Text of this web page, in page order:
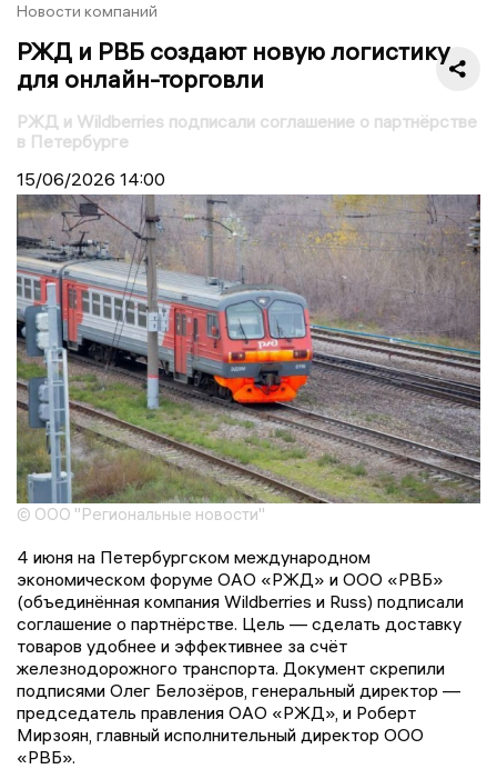
Новости компаний
РЖД и РВБ создают новую логистику
для онлайн-торговли
РЖД и Wildberries подписали соглашение о партнёрстве
в Петербурге
15/06/2026 14:00
© ООО "Региональные новости"
4 июня на Петербургском международном
экономическом форуме ОАО «РЖД» и ООО «РВБ»
(объединённая компания Wildberries и Russ) подписали
соглашение о партнёрстве. Цель — сделать доставку
товаров удобнее и эффективнее за счёт
железнодорожного транспорта. Документ скрепили
подписями Олег Белозёров, генеральный директор —
председатель правления ОАО «РЖД», и Роберт
Мирзоян, главный исполнительный директор ООО
«РВБ».